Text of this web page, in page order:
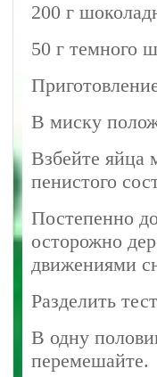
200 г
50 г темного
В миску
Взбейте яйца
пенистого
Постепенно
осторожно
движениями
Разделить
В одну
перемешайте.